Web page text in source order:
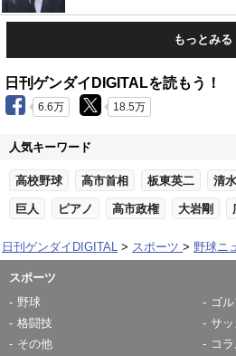
もっとみる
日刊ゲンダイDIGITALを読もう！
6.6万 18.5万
人気キーワード
高校野球 高市首相 板東英二 清
巨人 ピアノ 高市政権 大岩剛
日刊ゲンダイDIGITAL スポーツ 野球ニ
スポーツ
野球
ゴル
格闘技
サ
その他
コ